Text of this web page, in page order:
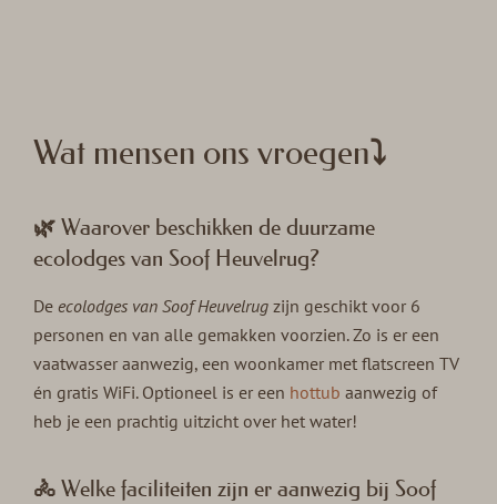
Wat mensen ons vroegen⤵
🌿 Waarover beschikken de duurzame
ecolodges van Soof Heuvelrug?
De ecolodges van Soof Heuvelrugzijn geschikt voor 6
personen en van alle gemakken voorzien. Zo is er een
vaatwasser aanwezig, een woonkamer met flatscreen TV
én gratis WiFi. Optioneel is er een hottub aanwezig of
heb je een prachtig uitzicht over het water!
🚴 Welke faciliteiten zijn er aanwezig bij Soof